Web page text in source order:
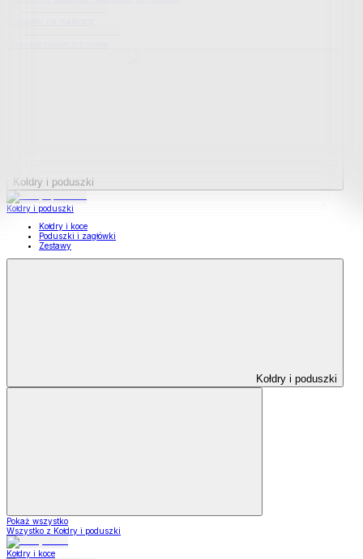
Kołdry i poduszki
Kołdry i poduszki
Kołdry i koce
Poduszki i zagłówki
Zestawy
Kołdry i poduszki
Pokaż wszystko
Wszystko z Kołdry i poduszki
Kołdry i koce